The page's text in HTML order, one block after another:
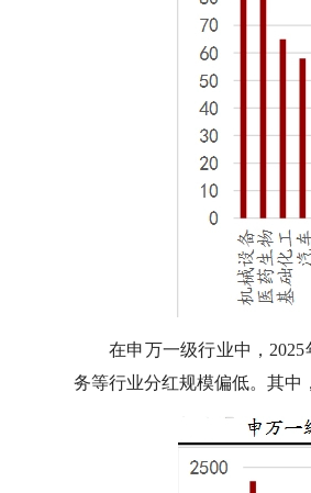
在申万一级行业中，
务等行业分红规模偏低。其中